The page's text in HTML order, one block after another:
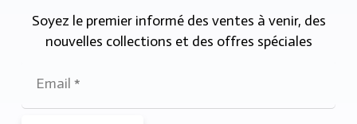
Soyez le premier informé des ventes à venir, des
nouvelles collections et des offres spéciales